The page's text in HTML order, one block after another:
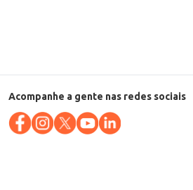
Acompanhe a gente nas redes sociais